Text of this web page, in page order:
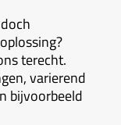
terecht.
varierend
bijvoorbeeld